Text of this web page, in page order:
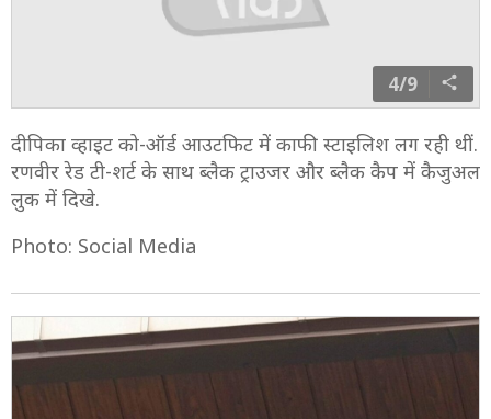
4/9
दीपिका व्हाइट को-ऑर्ड आउटफिट में काफी स्टाइलिश लग रही थीं.
रणवीर रेड टी-शर्ट के साथ ब्लैक ट्राउजर और ब्लैक कैप में कैजुअल
लुक में दिखे.